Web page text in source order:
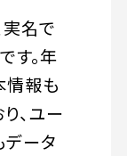
名で
す。年
情報も
、ユー
ータ